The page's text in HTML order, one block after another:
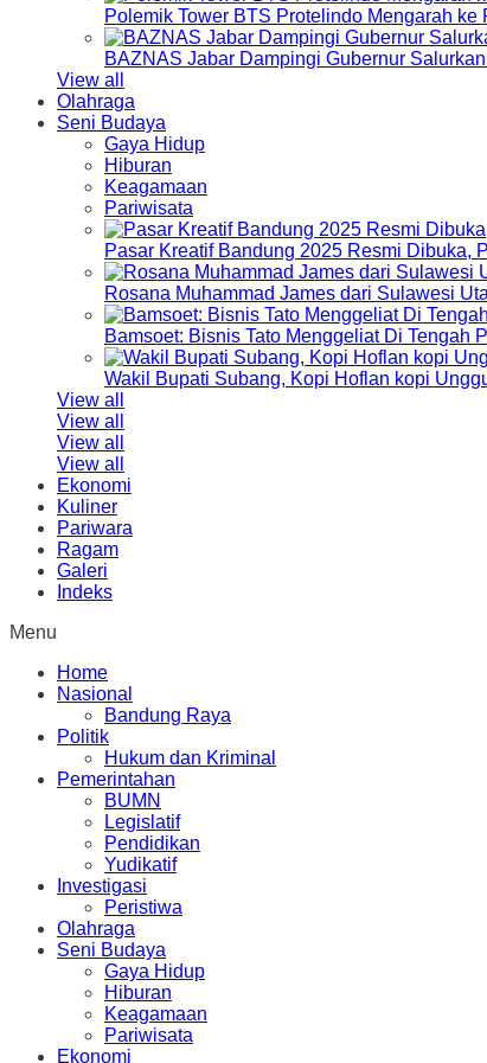
Polemik Tower BTS Protelindo Mengarah
BAZNAS Jabar Dampingi Gubernur
View all
Olahraga
Seni Budaya
Gaya Hidup
Hiburan
Keagamaan
Pariwisata
Pasar Kreatif Bandung 2025 Resmi Dibuka,
Rosana Muhammad James dari Sulawesi
Bamsoet: Bisnis Tato Menggeliat Di Tengah
Wakil Bupati Subang, Kopi Hoflan kopi
View all
View all
View all
View all
Ekonomi
Kuliner
Pariwara
Ragam
Galeri
Indeks
Menu
Home
Nasional
Bandung Raya
Politik
Hukum dan Kriminal
Pemerintahan
BUMN
Legislatif
Pendidikan
Yudikatif
Investigasi
Peristiwa
Olahraga
Seni Budaya
Gaya Hidup
Hiburan
Keagamaan
Pariwisata
Ekonomi